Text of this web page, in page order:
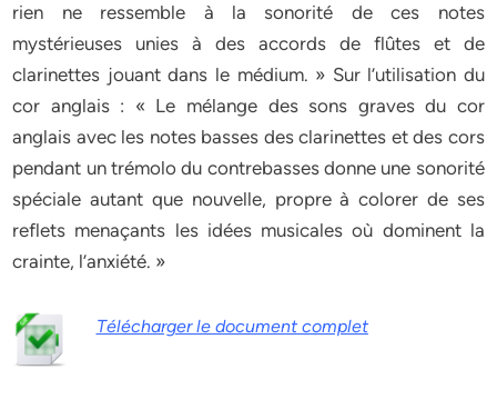
rien ne ressemble à la sonorité de ces notes
mystérieuses unies à des accords de flûtes et de
clarinettes jouant dans le médium. » Sur l’utilisation du
cor anglais : « Le mélange des sons graves du cor
anglais avec les notes basses des clarinettes et des cors
pendant un trémolo du contrebasses donne une sonorité
spéciale autant que nouvelle, propre à colorer de ses
reflets menaçants les idées musicales où dominent la
crainte, l’anxiété. »
Télécharger le document complet